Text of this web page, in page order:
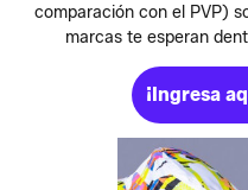
comparación con el PVP)
marcas te esperan
¡Ingresa